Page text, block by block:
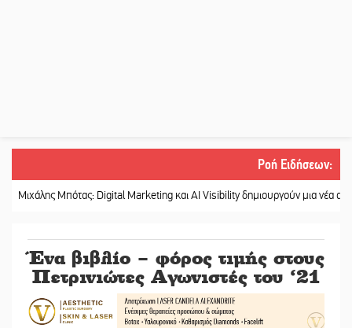
Ροή Ειδήσεων:
Μπότας: Digital Marketing και AI Visibility δημιουργούν μια νέα αγορά
Ένα βιβλίο – φόρος τιμής στους
Πετρινιώτες Αγωνιστές του ‘21